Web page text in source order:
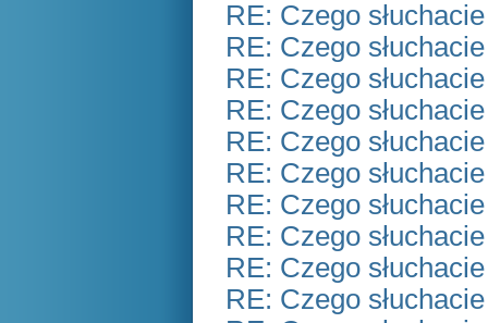
RE: Czego
RE: Czego
RE: Czego
RE: Czego
RE: Czego
RE: Czego
RE: Czego
RE: Czego
RE: Czego
RE: Czego